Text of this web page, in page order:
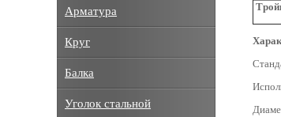
Арматура
Круг
Балка
Уголок стальной